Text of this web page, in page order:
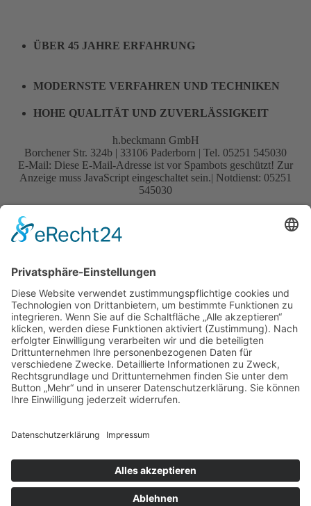
ÜBER 45 JAHRE ERFAHRUNG
MODERNSTE VERFAHREN UND TECHNIKEN
HOHE QUALITÄT UND ZUVERLÄSSIGKEIT
h.beckmann GmbH
Borchener Str. 324b | 33106 Paderborn | Tel. 05251 545030
E-Mail: Diese E-Mail-Adresse ist vor Spambots geschützt! Zur
Anzeige muss JavaScript eingeschaltet sein.| Notdienst: 05251
545030
Datenschutzerklärung
Jobs
Über uns
Team
Historie
Standort
Referenzen
Leistungen
Lüftung